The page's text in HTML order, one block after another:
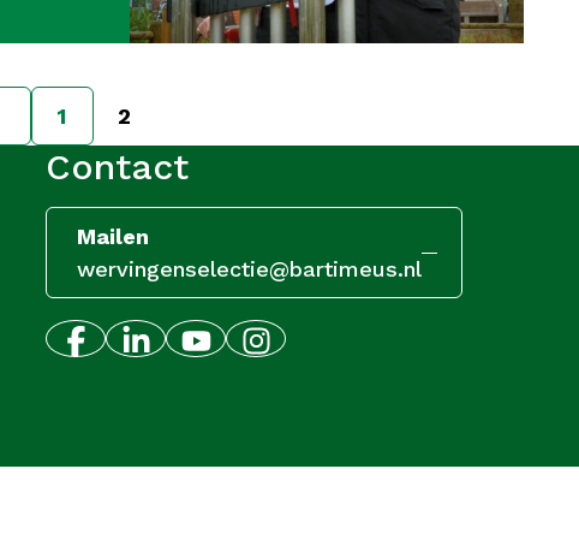
1 2
Contact
Mailen
wervingenselectie@bartimeus.nl